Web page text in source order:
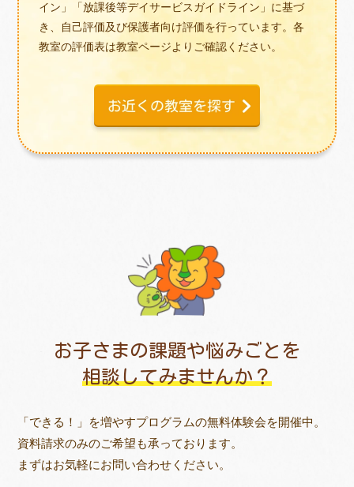
イン」「放課後等デイサービスガイドライン」に基づ
き、自己評価及び保護者向け評価を行っています。各
教室の評価表は教室ページよりご確認ください。
お子さまの課題や悩みごとを
相談してみませんか？
「できる！」を増やすプログラムの無料体験会を開催中。
資料請求のみのご希望も承っております。
まずはお気軽にお問い合わせください。